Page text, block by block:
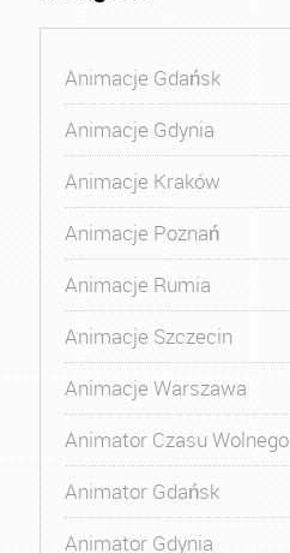
Animacje Gdańsk
Animacje Gdynia
Animacje Kraków
Animacje Poznań
Animacje Rumia
Animacje Szczecin
Animacje Warszawa
Animator Czasu Wolnego
Animator Gdańsk
Animator Gdynia